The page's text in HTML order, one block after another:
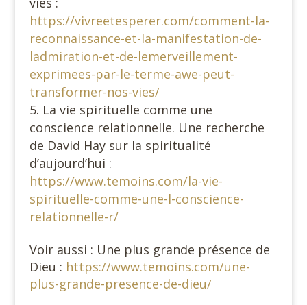
https://vivreetesperer.com/comment-la-
reconnaissance-et-la-manifestation-de-
ladmiration-et-de-lemerveillement-
exprimees-par-le-terme-awe-peut-
transformer-nos-vies/
La vie spirituelle comme une
conscience relationnelle. Une recherche
de David Hay sur la spiritualité
d’aujourd’hui :
https://www.temoins.com/la-vie-
spirituelle-comme-une-l-conscience-
relationnelle-r/
Voir aussi : Une plus grande présence de
Dieu : https://www.temoins.com/une-
plus-grande-presence-de-dieu/